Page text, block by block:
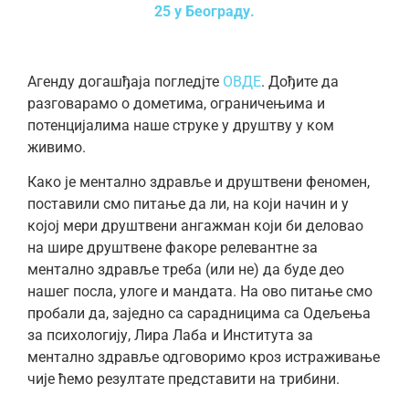
25 у Београду.
Агенду догашђаја погледјте ОВДЕ. Дођите да
разговарамо о дометима, ограничењима и
потенцијалима наше струке у друштву у ком
живимо.
Како је ментално здравље и друштвени феномен,
поставили смо питање да ли, на који начин и у
којој мери друштвени ангажман који би деловао
на шире друштвене факоре релевантне за
ментално здравље треба (или не) да буде део
нашег посла, улоге и мандата. На ово питање смо
пробали да, заједно са сарадницима са Одељења
за психологију, Лира Лаба и Института за
ментално здравље одговоримо кроз истраживање
чије ћемо резултате представити на трибини.